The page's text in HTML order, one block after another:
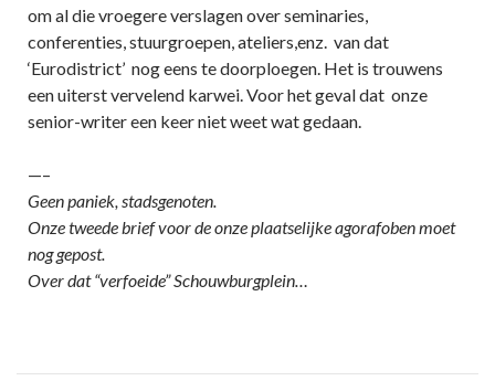
om al die vroegere verslagen over seminaries,
conferenties, stuurgroepen, ateliers,enz. van dat
‘Eurodistrict’ nog eens te doorploegen. Het is trouwens
een uiterst vervelend karwei. Voor het geval dat onze
senior-writer een keer niet weet wat gedaan.
—–
Geen paniek, stadsgenoten.
Onze tweede brief voor de onze plaatselijke agorafoben moet
nog gepost.
Over dat “verfoeide” Schouwburgplein…